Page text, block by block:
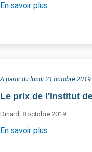
En savoir plus
A partir du lundi 21 octobre 2019
Le prix de l'Institut
Dinard, 8 octobre 2019
En savoir plus